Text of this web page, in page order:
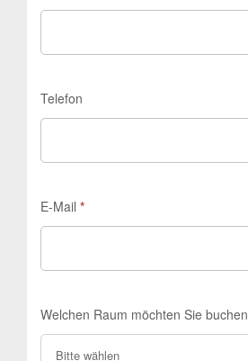
Telefon
E-Mail *
Welchen Raum möchten Sie buchen